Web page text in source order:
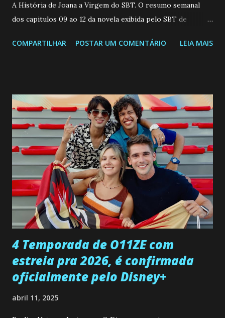
A História de Joana a Virgem do SBT. O resumo semanal
dos capitulos 09 ao 12 da novela exibida pelo SBT de
a Programação Semanal do SBT de 08/06/26 a 14/06/26
confessa a Gabriel que ele demonstrou ser o tipo de
pessoa que ela tanto desejou durante toda a vida. Camila
entra no quarto de Gabriel e imagina como seria o
encontro deles, quando conseguir seduzi-lo. Manuel avisa a
Paula sobre a suposta infidelidade de Gabriel com Joana.
Rogerio consegue se livrar de todas as suspeitas pelo
desaparecimento de Francisco, apontando que ele poderia
ter sido vítima da fúria de Gabriel. Artur informa a Gabriel
que a clínica inseminou por engano outra paciente, que está
...
COMPARTILHAR POSTAR UM COMENTÁRIO LEIA MAIS
4 Temporada de O11ZE com
estreia pra 2026, é confirmada
oficialmente pelo Disney+
abril 11, 2025